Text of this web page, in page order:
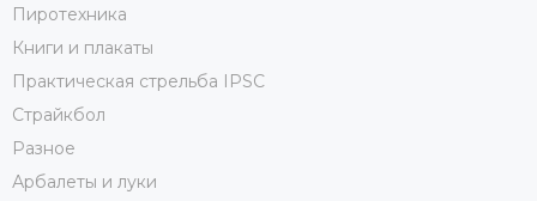
Пиротехника
Книги и плакаты
Практическая стрельба IPSC
Страйкбол
Разное
Арбалеты и луки